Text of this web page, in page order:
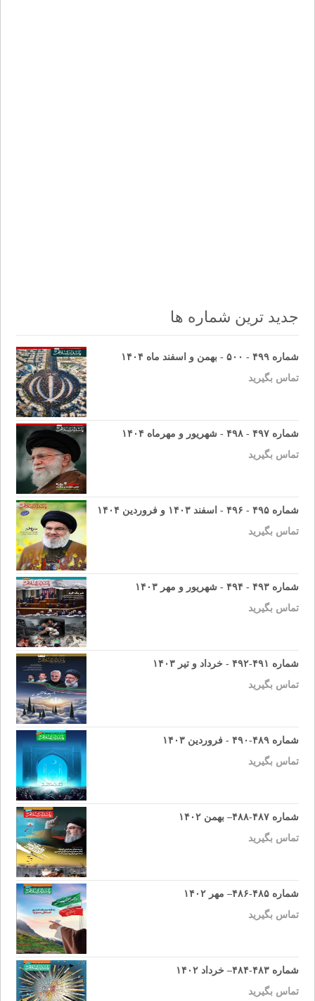
جدید ترین شماره ها
شماره ۴۹۹ - ۵۰۰ - بهمن و اسفند ماه ۱۴۰۴
تماس بگیرید
شماره ۴۹۷ - ۴۹۸ - شهریور و مهرماه ۱۴۰۴
تماس بگیرید
شماره ۴۹۵ - ۴۹۶ - اسفند ۱۴۰۳ و فروردین ۱۴۰۴
تماس بگیرید
شماره ۴۹۳ - ۴۹۴ - شهریور و مهر ۱۴۰۳
تماس بگیرید
شماره ۴۹۱-۴۹۲ - خرداد و تیر ۱۴۰۳
تماس بگیرید
شماره ۴۸۹-۴۹۰ - فروردین ۱۴۰۳
تماس بگیرید
شماره ۴۸۷-۴۸۸– بهمن ۱۴۰۲
تماس بگیرید
شماره ۴۸۵-۴۸۶– مهر ۱۴۰۲
تماس بگیرید
شماره ۴۸۳-۴۸۴– خرداد ۱۴۰۲
تماس بگیرید